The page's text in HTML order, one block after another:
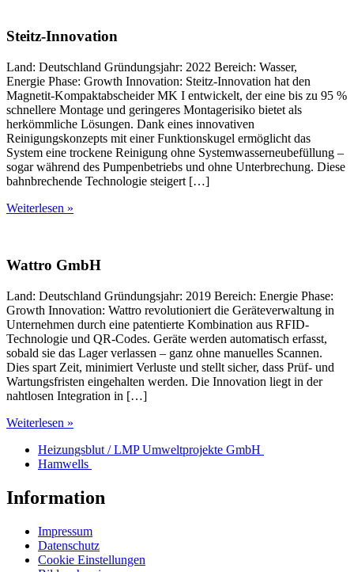
Steitz-Innovation
Land: Deutschland Gründungsjahr: 2022 Bereich: Wasser,
Energie Phase: Growth Innovation: Steitz-Innovation hat den
Magnetit-Kompaktabscheider MK I entwickelt, der eine bis zu 95 %
schnellere Montage und geringeres Montagerisiko bietet als
herkömmliche Lösungen. Dank eines innovativen
Reinigungskonzepts mit einer Funktionskugel ermöglicht das
System eine trockene Reinigung ohne Systemwasserneubefüllung –
sogar während des Pumpenbetriebs und ohne Unterbrechung. Diese
bahnbrechende Technologie steigert […]
Weiterlesen »
Wattro GmbH
Land: Deutschland Gründungsjahr: 2019 Bereich: Energie Phase:
Growth Innovation: Wattro revolutioniert die Geräteverwaltung in
Unternehmen durch eine patentierte Kombination aus RFID-
Technologie und QR-Codes. Geräte werden automatisch erfasst,
sobald sie das Lager verlassen – ganz ohne manuelles Scannen.
Dies spart Zeit, minimiert Verluste und stellt sicher, dass Prüf- und
Wartungsfristen eingehalten werden. Die Innovation liegt in der
nahtlosen Integration in […]
Weiterlesen »
Heizungsblut / LMP Umweltprojekte GmbH
Hamwells
Information
Impressum
Datenschutz
Cookie Einstellungen